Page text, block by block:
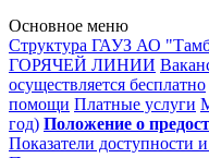
Основное меню
Структура ГАУЗ АО
ГОРЯЧЕЙ ЛИНИИ
осуществляется бесплатно
помощи Платные услуги
год) Положение о
Показатели доступности